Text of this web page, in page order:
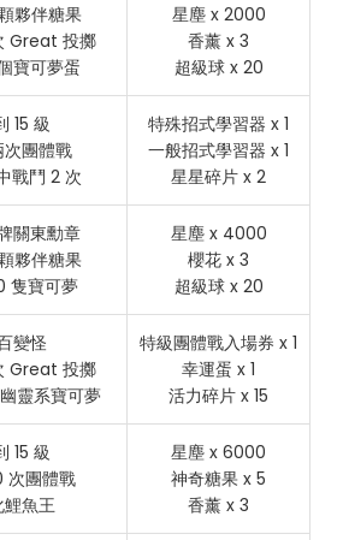
夥伴糖果
Great 投擲
寶可夢蛋
星塵 x 2000
香薰 x 3
超級球 x 20
15 級
團體戰
戰鬥 2 次
特殊招式學習器 x 1
一般招式學習器 x 1
星星碎片 x 2
關東勳章
夥伴糖果
隻寶可夢
星塵 x 4000
櫻花 x 3
超級球 x 20
變怪
Great 投擲
靈系寶可夢
特級團體戰入場券 x 1
幸運蛋 x 1
活力碎片 x 15
15 級
次團體戰
魚王
星塵 x 6000
神奇糖果 x 5
香薰 x 3